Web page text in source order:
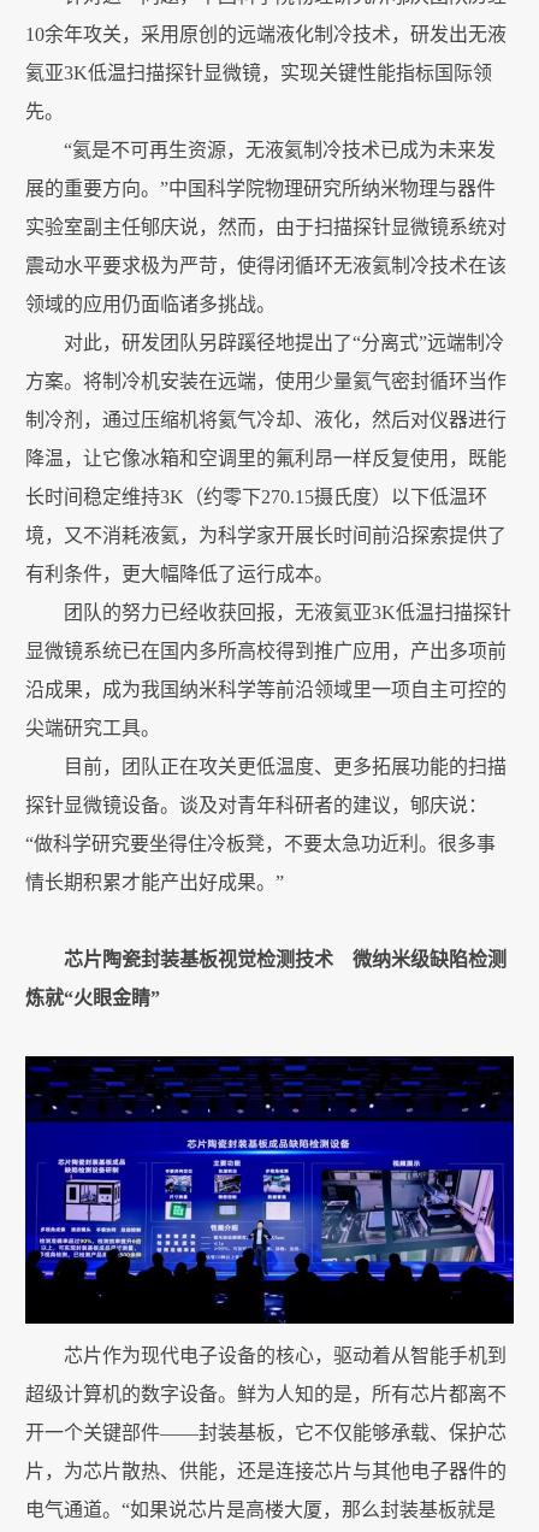
10余年攻关，采用原创的远端液化制冷技术，研发出无液
氦亚3K低温扫描探针显微镜，实现关键性能指标国际领
先。
“氦是不可再生资源，无液氦制冷技术已成为未来发
展的重要方向。”中国科学院物理研究所纳米物理与器件
实验室副主任郇庆说，然而，由于扫描探针显微镜系统对
震动水平要求极为严苛，使得闭循环无液氦制冷技术在该
领域的应用仍面临诸多挑战。
对此，研发团队另辟蹊径地提出了“分离式”远端制冷
方案。将制冷机安装在远端，使用少量氦气密封循环当作
制冷剂，通过压缩机将氦气冷却、液化，然后对仪器进行
降温，让它像冰箱和空调里的氟利昂一样反复使用，既能
长时间稳定维持3K（约零下270.15摄氏度）以下低温环
境，又不消耗液氦，为科学家开展长时间前沿探索提供了
有利条件，更大幅降低了运行成本。
团队的努力已经收获回报，无液氦亚3K低温扫描探针
显微镜系统已在国内多所高校得到推广应用，产出多项前
沿成果，成为我国纳米科学等前沿领域里一项自主可控的
尖端研究工具。
目前，团队正在攻关更低温度、更多拓展功能的扫描
探针显微镜设备。谈及对青年科研者的建议，郇庆说：
“做科学研究要坐得住冷板凳，不要太急功近利。很多事
情长期积累才能产出好成果。”
芯片陶瓷封装基板视觉检测技术 微纳米级缺陷检测
炼就“火眼金睛”
芯片作为现代电子设备的核心，驱动着从智能手机到
超级计算机的数字设备。鲜为人知的是，所有芯片都离不
开一个关键部件——封装基板，它不仅能够承载、保护芯
片，为芯片散热、供能，还是连接芯片与其他电子器件的
电气通道。“如果说芯片是高楼大厦，那么封装基板就是